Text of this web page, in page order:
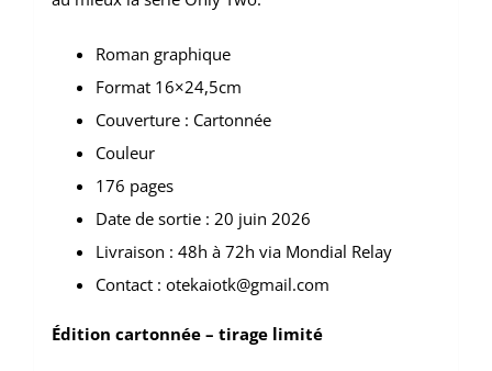
Roman graphique
Format 16×24,5cm
Couverture : Cartonnée
Couleur
176 pages
Date de sortie : 20 juin 2026
Livraison : 48h à 72h via Mondial Relay
Contact : otekaiotk@gmail.com
Édition cartonnée – tirage limité